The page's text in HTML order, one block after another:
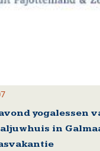
yogalessen
in